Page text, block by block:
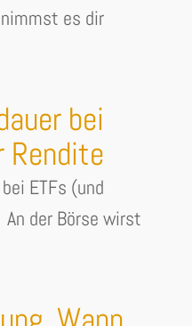
es dir
bei
Rendite
ETFs (und
der Börse wirst